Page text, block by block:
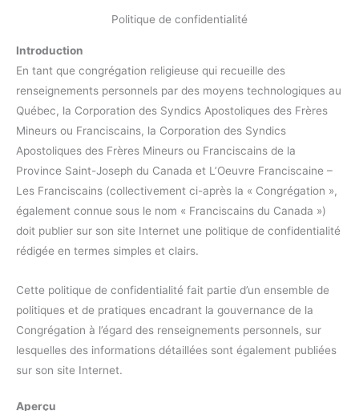
Politique de confidentialité
Introduction
En tant que congrégation religieuse qui recueille des
renseignements personnels par des moyens technologiques au
Québec, la Corporation des Syndics Apostoliques des Frères
Mineurs ou Franciscains, la Corporation des Syndics
Apostoliques des Frères Mineurs ou Franciscains de la
Province Saint-Joseph du Canada et L’Oeuvre Franciscaine –
Les Franciscains (collectivement ci-après la « Congrégation »,
également connue sous le nom « Franciscains du Canada »)
doit publier sur son site Internet une politique de confidentialité
rédigée en termes simples et clairs.
Cette politique de confidentialité fait partie d’un ensemble de
politiques et de pratiques encadrant la gouvernance de la
Congrégation à l’égard des renseignements personnels, sur
lesquelles des informations détaillées sont également publiées
sur son site Internet.
Aperçu